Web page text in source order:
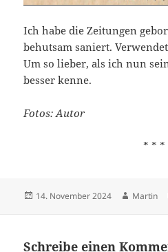
Ich habe die Zeitungen
behutsam saniert.
Um so lieber, als ich nun
besser kenne.
Fotos: Autor
* * *
Veröffentlicht
14. November 2024 Autor
Martin
Schreibe einen